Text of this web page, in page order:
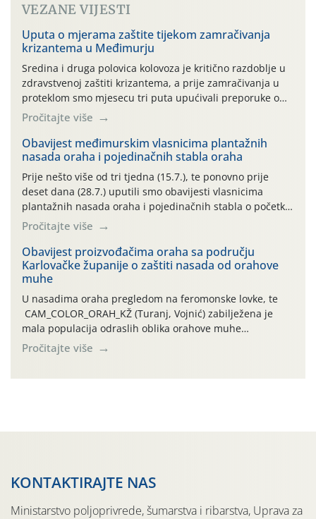
VEZANE VIJESTI
Uputa o mjerama zaštite tijekom zamračivanja
krizantema u Međimurju
Sredina i druga polovica kolovoza je kritično razdoblje u
zdravstvenoj zaštiti krizantema, a prije zamračivanja u
proteklom smo mjesecu tri puta upućivali preporuke o
preventivnim mjerama zaštite krizantema od najčešćih
uzročnika bolesti, štetnika i fito-fagnih grinja (23.7., 14.7.,
06.7.)! Na početku ovog mjeseca je zabilježeno je
povijesno i ekstremno vruće meteorološko razdoblje, uz
najviše temperature […]
Pročitajte više
Obavijest međimurskim vlasnicima plantažnih
nasada oraha i pojedinačnih stabla oraha
Prije nešto više od tri tjedna (15.7.), te ponovno prije
deset dana (28.7.) uputili smo obavijesti vlasnicima
plantažnih nasada oraha i pojedinačnih stabla o početku
leta i ovogodišnjoj potrebi usmjerenog suzbijanja
orahove muhe (Rhagoletis completa)! Već dvanaest dana
traje drugi ovogodišnji “toplinski udar”, koji naročito
izražen zadnja šest dana (31.7.-05.8.), jer najviše
temperature zraka svakodnevno […]
Pročitajte više
Obavijest proizvođačima oraha sa području
Karlovačke županije o zaštiti nasada od orahove
muhe
U nasadima oraha pregledom na feromonske lovke, te
CAM_COLOR_ORAH_KŽ (Turanj, Vojnić) zabilježena je
mala populacija odraslih oblika orahove muhe
(Rhagoletis completa). Niska brojnost može se objasniti
činjenicom da je riječ o mladim nasadima s vrlo malim
Pročitajte više
KONTAKTIRAJTE NAS
Ministarstvo poljoprivrede, šumarstva i ribarstva, Uprava za